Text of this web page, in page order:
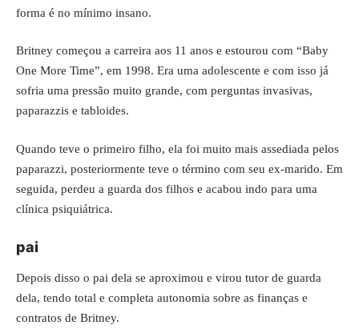
forma é no mínimo insano.
Britney começou a carreira aos 11 anos e estourou com “Baby
One More Time”, em 1998. Era uma adolescente e com isso já
sofria uma pressão muito grande, com perguntas invasivas,
paparazzis e tabloides.
Quando teve o primeiro filho, ela foi muito mais assediada pelos
paparazzi, posteriormente teve o término com seu ex-marido. Em
seguida, perdeu a guarda dos filhos e acabou indo para uma
clínica psiquiátrica.
pai
Depois disso o pai dela se aproximou e virou tutor de guarda
dela, tendo total e completa autonomia sobre as finanças e
contratos de Britney.